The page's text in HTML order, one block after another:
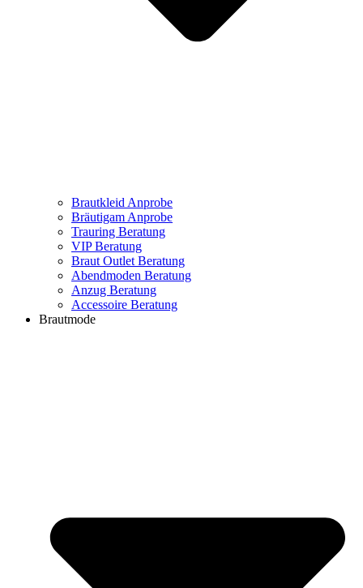
Brautkleid Anprobe
Bräutigam Anprobe
Trauring Beratung
VIP Beratung
Braut Outlet Beratung
Abendmoden Beratung
Anzug Beratung
Accessoire Beratung
Brautmode